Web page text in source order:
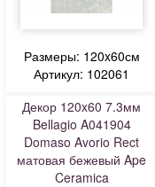
Размеры: 120x60см
Артикул: 102061
Декор 120x60 7.3мм
Bellagio A041904
Domaso Avorio Rect
матовая бежевый Ape
Ceramica